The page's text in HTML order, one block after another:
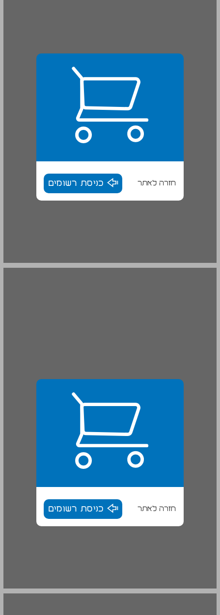
חזרה לאתר כניסת רשומים
חזרה לאתר כניסת רשומים
זיו בן דב ... 18